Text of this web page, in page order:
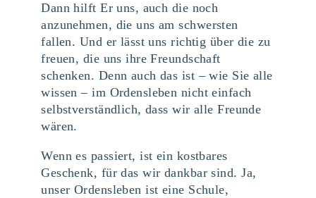
Dann hilft Er uns, auch die noch
anzunehmen, die uns am schwersten
fallen. Und er lässt uns richtig über die zu
freuen, die uns ihre Freundschaft
schenken. Denn auch das ist – wie Sie alle
wissen – im Ordensleben nicht einfach
selbstverständlich, dass wir alle Freunde
wären.
Wenn es passiert, ist ein kostbares
Geschenk, für das wir dankbar sind. Ja,
unser Ordensleben ist eine Schule,